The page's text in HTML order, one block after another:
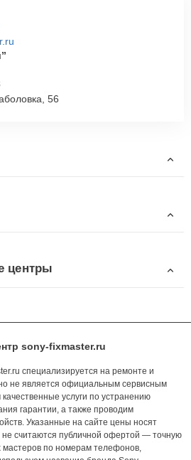
56
центры
sony-fixmaster.ru
специализируется на ремонте и
не является официальным сервисным
услуги по устранению
гарантии, а также проводим
Указанные на сайте цены носят
считаются публичной офертой — точную
мастеров по номерам телефонов,